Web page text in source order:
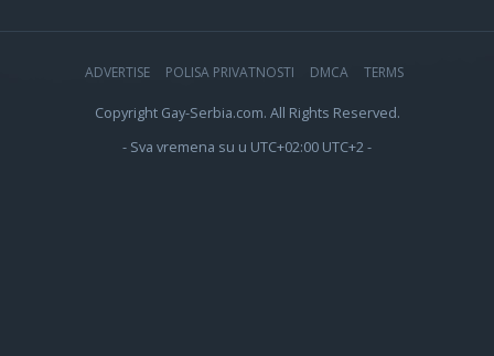
ADVERTISE POLISA PRIVATNOSTI DMCA TERMS
Copyright Gay-Serbia.com. All Rights Reserved.
- Sva vremena su u UTC+02:00 UTC+2 -